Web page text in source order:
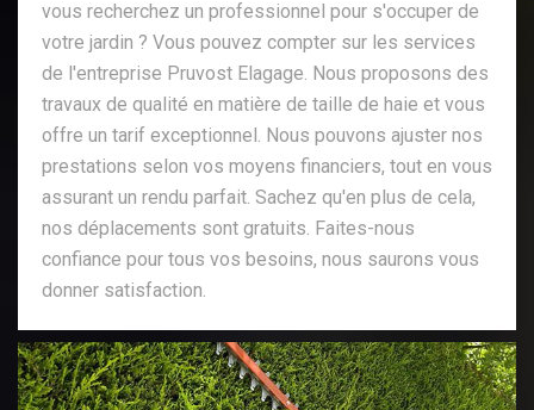
vous recherchez un professionnel pour s'occuper de
votre jardin ? Vous pouvez compter sur les services
de l'entreprise Pruvost Elagage. Nous proposons des
travaux de qualité en matière de taille de haie et vous
offre un tarif exceptionnel. Nous pouvons ajuster nos
prestations selon vos moyens financiers, tout en vous
assurant un rendu parfait. Sachez qu'en plus de cela,
nos déplacements sont gratuits. Faites-nous
confiance pour tous vos besoins, nous saurons vous
donner satisfaction.